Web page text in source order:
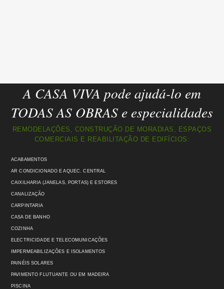
A CASA VIVA pode ajudá-lo em
TODAS AS OBRAS e especialidades
REMODELAÇÕES, CONSTRUÇÃO DE MORADIAS, ESPAÇOS
COMERCIAIS E REABILITAÇÃO DE EDIFÍCIOS:
ACABAMENTOS
AR CONDICIONADO E AQUEC. CENTRAL
CAIXILHARIA (JANELAS, PORTAS) E ESTORES
CANALIZAÇÃO
CARPINTARIA
CASA DE BANHO
COZINHA
ELECTRICIDADE E TELECOMUNICAÇÕES
IMPERMEABILIZAÇÕES E ISOLAMENTOS
PAINÉIS SOLARES
PAVIMENTO FLUTUANTE OU EM MADEIRA
PISCINA